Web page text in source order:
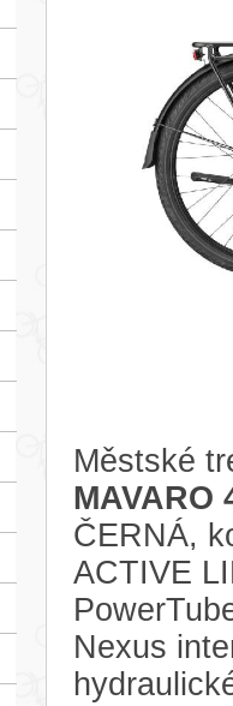
Městské
MAVARO
ČERNÁ,
ACTIVE
Nexus